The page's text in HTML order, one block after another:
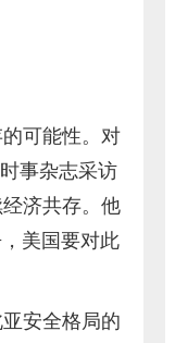
可能性。对
事杂志采访
济共存。他
美国要对此
安全格局的